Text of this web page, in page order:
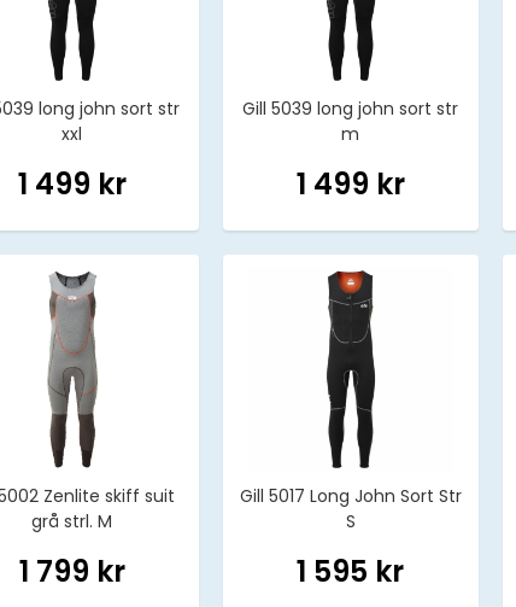
long john sort str
xxl
1 499 kr
Gill 5039 long john sort str
m
1 499 kr
Zenlite skiff suit
grå strl. M
1 799 kr
Gill 5017 Long John Sort Str
S
1 595 kr